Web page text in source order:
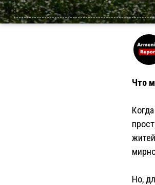
Что
Но,